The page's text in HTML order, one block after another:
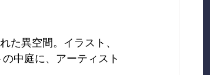
た異空間。イラスト、
中庭に、アーティスト